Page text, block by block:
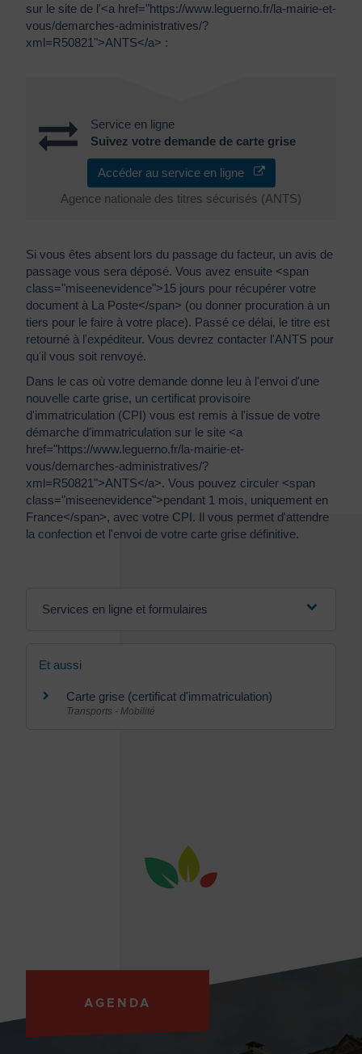
sur le site de l'<a href="https://www.leguerno.fr/la-mairie-et-
vous/demarches-administratives/?
xml=R50821">ANTS</a> :
Service en ligne
Suivez votre demande de carte grise
Accéder au service en ligne
Agence nationale des titres sécurisés (ANTS)
Si vous êtes absent lors du passage du facteur, un avis de
passage vous sera déposé. Vous avez ensuite <span
class="miseenevidence">15 jours pour récupérer votre
document à La Poste</span> (ou donner procuration à un
tiers pour le faire à votre place). Passé ce délai, le titre est
retourné à l'expéditeur. Vous devrez contacter l'ANTS pour
qu'il vous soit renvoyé.
Dans le cas où votre demande donne leu à l'envoi d'une
nouvelle carte grise, un certificat provisoire
d'immatriculation (CPI) vous est remis à l'issue de votre
démarche d'immatriculation sur le site <a
href="https://www.leguerno.fr/la-mairie-et-
vous/demarches-administratives/?
xml=R50821">ANTS</a>. Vous pouvez circuler <span
class="miseenevidence">pendant 1 mois, uniquement en
France</span>, avec votre CPI. Il vous permet d'attendre
la confection et l'envoi de votre carte grise définitive.
Services en ligne et formulaires
Et aussi
Carte grise (certificat d'immatriculation)
Transports - Mobilité
AGENDA